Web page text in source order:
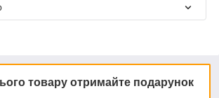
товару отримайте подарунок